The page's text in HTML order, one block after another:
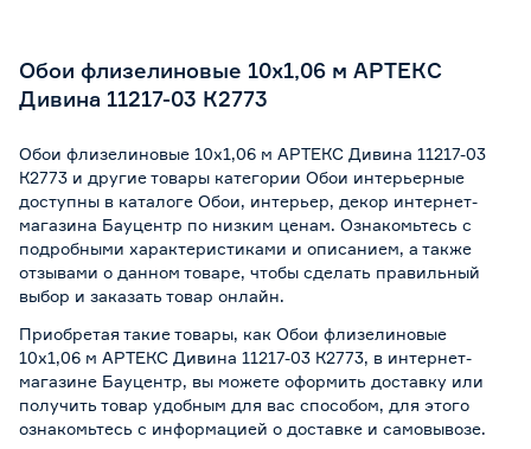
Обои флизелиновые 10х1,06 м АРТЕКС
Дивина 11217-03 К2773
Обои флизелиновые 10х1,06 м АРТЕКС Дивина 11217-03
К2773 и другие товары категории Обои интерьерные
доступны в каталоге Обои, интерьер, декор интернет-
магазина Бауцентр по низким ценам. Ознакомьтесь с
подробными характеристиками и описанием, а также
отзывами о данном товаре, чтобы сделать правильный
выбор и заказать товар онлайн.
Приобретая такие товары, как Обои флизелиновые
10х1,06 м АРТЕКС Дивина 11217-03 К2773, в интернет-
магазине Бауцентр, вы можете оформить доставку или
получить товар удобным для вас способом, для этого
ознакомьтесь с информацией о доставке и самовывозе.